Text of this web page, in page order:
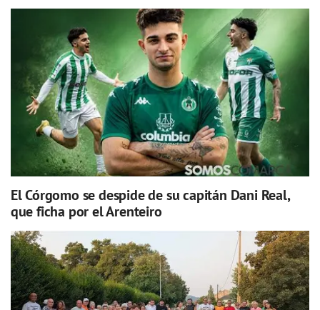
El Córgomo se despide de su capitán Dani Real,
que ficha por el Arenteiro